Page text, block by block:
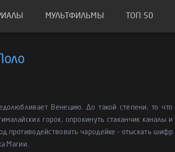
МУЛЬТФИЛЬМЫ ТОП 50
Венецию. До такой степени, то
горок, опрокинуть стаканчик каналы
противодействовать чародейке - отыскать
Магии.